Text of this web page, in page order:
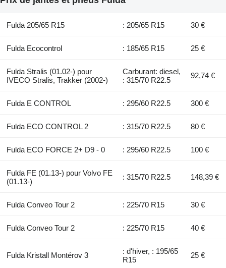
Fulda 205/65 R15 : 205/65 R15 30 €
Fulda Ecocontrol : 185/65 R15 25 €
Fulda Stralis (01.02-) pour
IVECO Stralis, Trakker (2002-)
Carburant: diesel,
: 315/70 R22.5
92,74 €
Fulda E CONTROL : 295/60 R22.5 300 €
Fulda ECO CONTROL 2 : 315/70 R22.5 80 €
Fulda ECO FORCE 2+ D9 - 0 : 295/60 R22.5 100 €
Fulda FE (01.13-) pour Volvo FE
(01.13-)
: 315/70 R22.5 148,39 €
Fulda Conveo Tour 2 : 225/70 R15 30 €
Fulda Conveo Tour 2 : 225/70 R15 40 €
Fulda Kristall Montérov 3
: d'hiver, : 195/65
R15
25 €